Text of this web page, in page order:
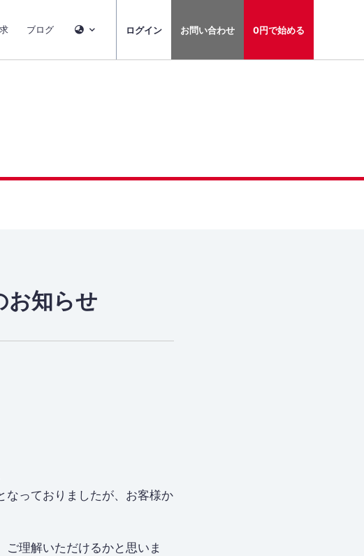
ブログ ログイン お問い合わせ 0円で始める
お知らせ
なっておりましたが、お客様か
理解いただけるかと思いま